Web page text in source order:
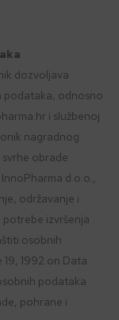
dozvoljava
podataka, odnosno
i službenoj
nagradnog
obrade
d.o.o.,
održavanje i
izvršenja
osobnih
1992 on Data
podataka
pohrane i